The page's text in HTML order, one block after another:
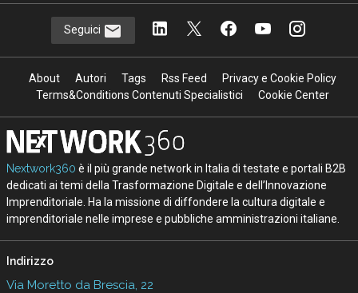
Seguici
About Autori Tags Rss Feed
Privacy e Cookie Policy
Terms&Conditions Contenuti Specialistici
Cookie Center
Nextwork360 è il più grande network in Italia di testate e portali B2B
dedicati ai temi della Trasformazione Digitale e dell’Innovazione
Imprenditoriale. Ha la missione di diffondere la cultura digitale e
imprenditoriale nelle imprese e pubbliche amministrazioni italiane.
Indirizzo
Via Moretto da Brescia, 22